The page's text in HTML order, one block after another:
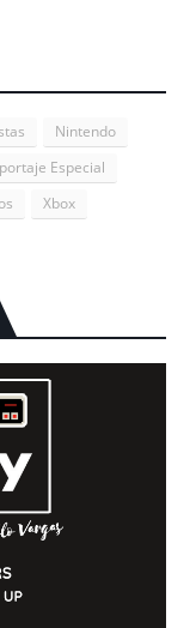
Nintendo
Especial
Xbox